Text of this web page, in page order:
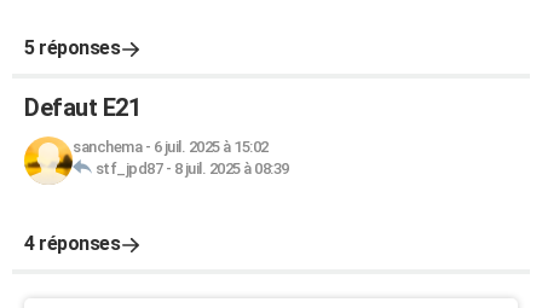
5 réponses
Defaut E21
sanchema- 6 juil. 2025 à 15:02
stf_jpd87- 8 juil. 2025 à 08:39
4 réponses